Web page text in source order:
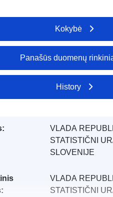
Kokybė
Panašūs duomenų
History
VLADA
STATISTIČNI
SLOVENIJE
VLADA
STATISTIČNI